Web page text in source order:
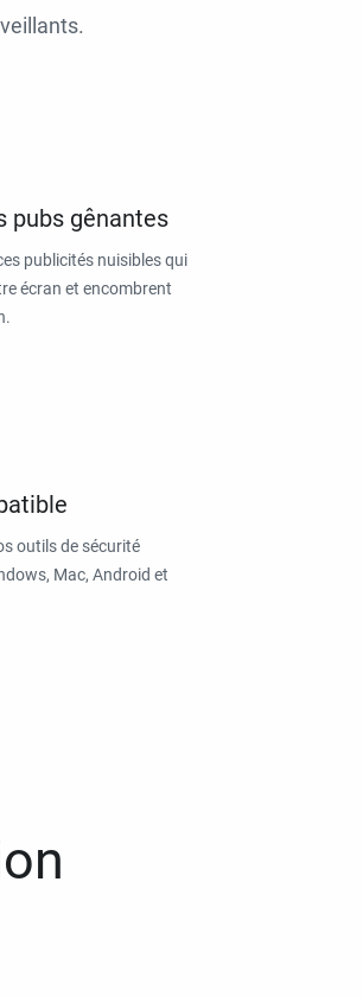
pubs gênantes
publicités nuisibles qui
écran et encombrent
outils de sécurité
Mac, Android et